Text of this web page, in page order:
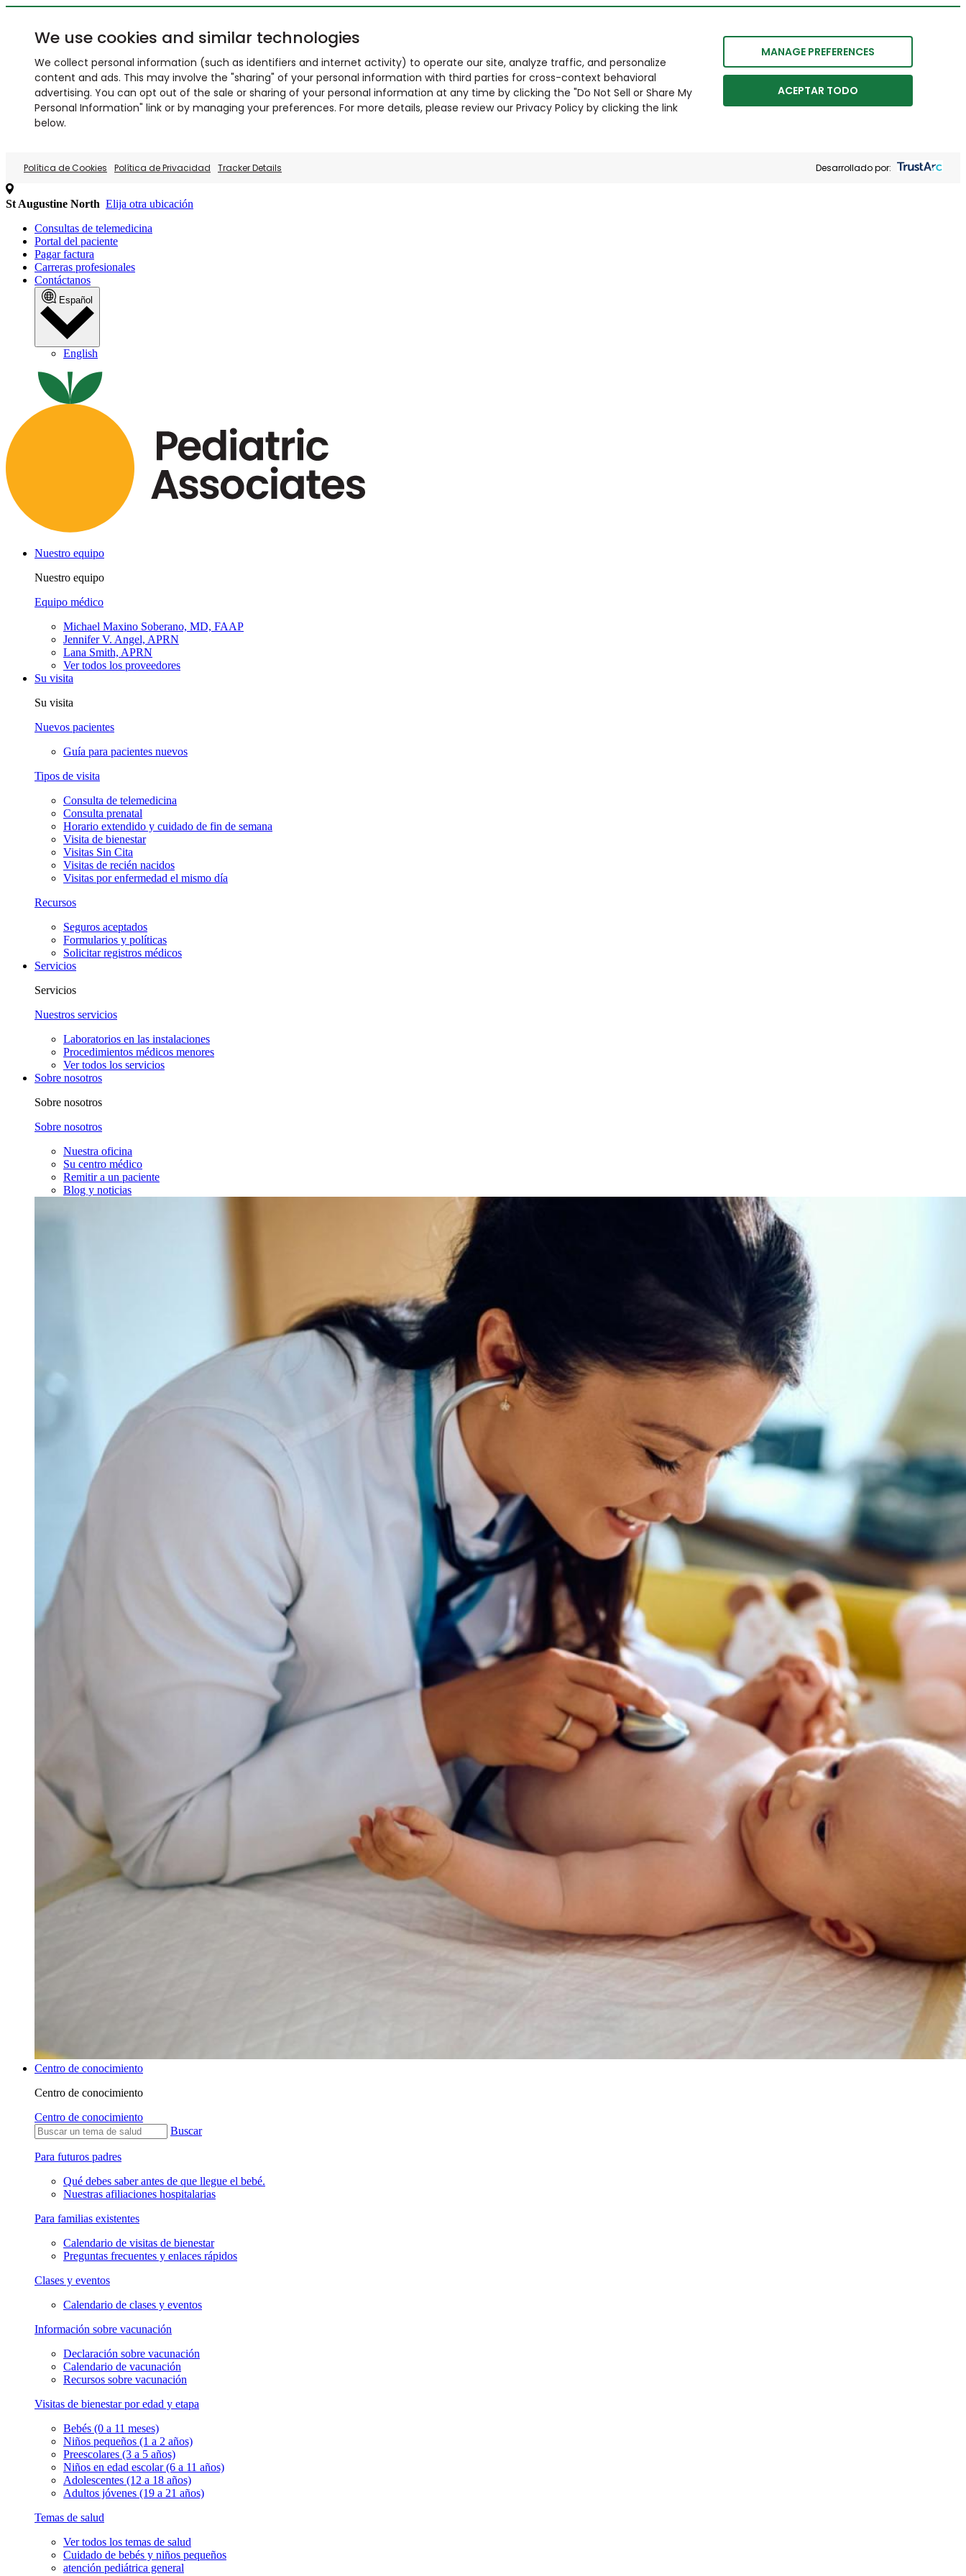
We use cookies and similar technologies
We collect personal information (such as identifiers and internet activity) to operate our site, analyze traffic, and personalize
content and ads. This may involve the "sharing" of your personal information with third parties for cross-context behavioral
advertising. You can opt out of the sale or sharing of your personal information at any time by clicking the "Do Not Sell or Share My
Personal Information" link or by managing your preferences. For more details, please review our Privacy Policy by clicking the link
below.
MANAGE PREFERENCES
ACEPTAR TODO
Política de Cookies Política de Privacidad Tracker Details Desarrollado por:
St Augustine North Elija otra ubicación
Consultas de telemedicina
Portal del paciente
Pagar factura
Carreras profesionales
Contáctanos
Español
English
Nuestro equipo
Nuestro equipo
Equipo médico
Michael Maxino Soberano, MD, FAAP
Jennifer V. Angel, APRN
Lana Smith, APRN
Ver todos los proveedores
Su visita
Su visita
Nuevos pacientes
Guía para pacientes nuevos
Tipos de visita
Consulta de telemedicina
Consulta prenatal
Horario extendido y cuidado de fin de semana
Visita de bienestar
Visitas Sin Cita
Visitas de recién nacidos
Visitas por enfermedad el mismo día
Recursos
Seguros aceptados
Formularios y políticas
Solicitar registros médicos
Servicios
Servicios
Nuestros servicios
Laboratorios en las instalaciones
Procedimientos médicos menores
Ver todos los servicios
Sobre nosotros
Sobre nosotros
Sobre nosotros
Nuestra oficina
Su centro médico
Remitir a un paciente
Blog y noticias
Centro de conocimiento
Centro de conocimiento
Centro de conocimiento
Buscar
Para futuros padres
Qué debes saber antes de que llegue el bebé.
Nuestras afiliaciones hospitalarias
Para familias existentes
Calendario de visitas de bienestar
Preguntas frecuentes y enlaces rápidos
Clases y eventos
Calendario de clases y eventos
Información sobre vacunación
Declaración sobre vacunación
Calendario de vacunación
Recursos sobre vacunación
Visitas de bienestar por edad y etapa
Bebés (0 a 11 meses)
Niños pequeños (1 a 2 años)
Preescolares (3 a 5 años)
Niños en edad escolar (6 a 11 años)
Adolescentes (12 a 18 años)
Adultos jóvenes (19 a 21 años)
Temas de salud
Ver todos los temas de salud
Cuidado de bebés y niños pequeños
atención pediátrica general